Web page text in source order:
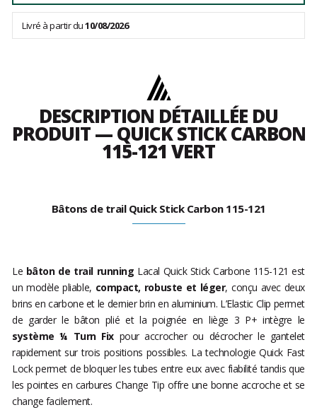
Livré à partir du10/08/2026
DESCRIPTION DÉTAILLÉE DU
PRODUIT — QUICK STICK CARBON
115-121 VERT
Bâtons de trail Quick Stick Carbon 115-121
Le bâton de trail running Lacal Quick Stick Carbone 115-121 est
un modèle pliable, compact, robuste et léger, conçu avec deux
brins en carbone et le dernier brin en aluminium. L’Elastic Clip permet
de garder le bâton plié et la poignée en liège 3 P+ intègre le
système ¼ Turn Fixpour accrocher ou décrocher le gantelet
rapidement sur trois positions possibles. La technologie Quick Fast
Lock permet de bloquer les tubes entre eux avec fiabilité tandis que
les pointes en carbures Change Tip offre une bonne accroche et se
change facilement.